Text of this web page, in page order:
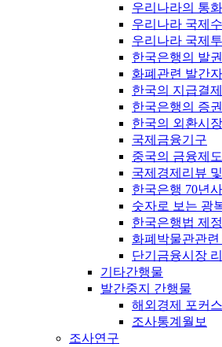
우리나라의 통
우리나라 국제
우리나라 국제
한국은행의 발
화폐관련 발간
한국의 지급결
한국은행의 증
한국의 외환시
국제금융기구
중국의 금융제도
국제경제리뷰
한국은행 70년사
숫자로 보는 광
한국은행법 제
화폐박물관관련
단기금융시장
기타간행물
발간중지 간행물
해외경제 포커스
조사통계월보
조사연구